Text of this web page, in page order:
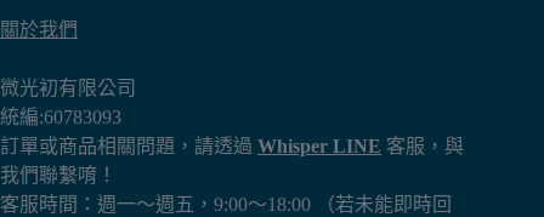
關於我們
微光初有限公司
統編:60783093
訂單或商品相關問題，請透過 Whisper LINE 客服，與
我們聯繫唷！
客服時間：週一～週五，9:00～18:00 （若未能即時回